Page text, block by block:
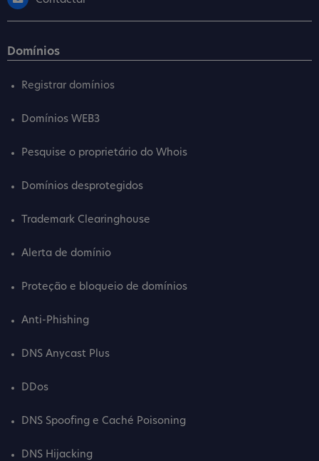
Domínios
Registrar domínios
Domínios WEB3
Pesquise o proprietário do Whois
Domínios desprotegidos
Trademark Clearinghouse
Alerta de domínio
Proteção e bloqueio de domínios
Anti-Phishing
DNS Anycast Plus
DDos
DNS Spoofing e Caché Poisoning
DNS Hijacking